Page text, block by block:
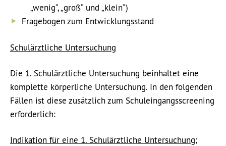
„wenig“, „groß“ und „klein“)
Fragebogen zum Entwicklungsstand
Schulärztliche Untersuchung
Die 1. Schulärztliche Untersuchung beinhaltet eine
komplette körperliche Untersuchung. In den folgenden
Fällen ist diese zusätzlich zum Schuleingangsscreening
erforderlich:
Indikation für eine 1. Schulärztliche Untersuchung: